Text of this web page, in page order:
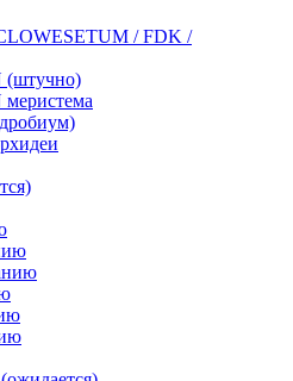
/ FDK /
(штучно)